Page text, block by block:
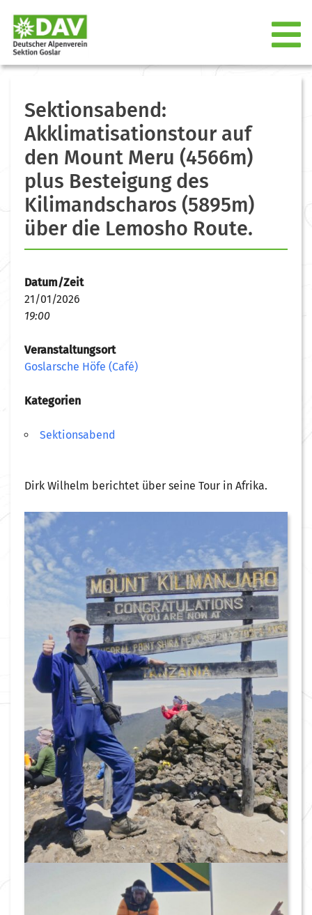
Sektionsabend:
Akklimatisationstour auf
den Mount Meru (4566m)
plus Besteigung des
Kilimandscharos (5895m)
über die Lemosho Route.
Datum/Zeit
21/01/2026
19:00
Veranstaltungsort
Goslarsche Höfe (Café)
Kategorien
Sektionsabend
Dirk Wilhelm berichtet über seine Tour in Afrika.